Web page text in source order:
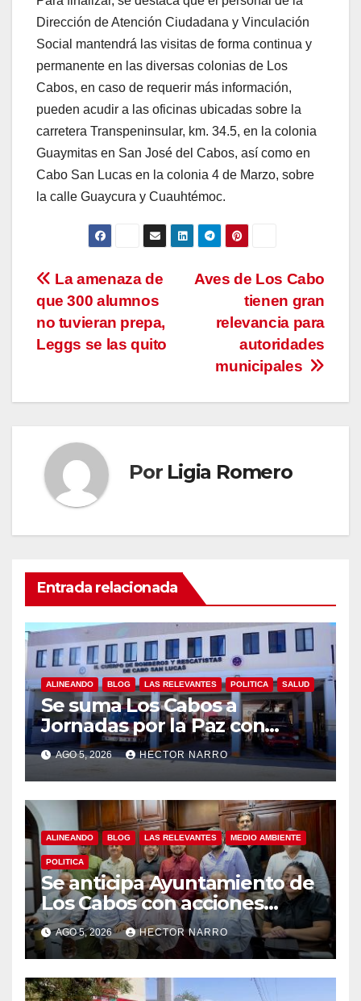
Dirección de Atención Ciudadana y Vinculación
Social mantendrá las visitas de forma continua y
permanente en las diversas colonias de Los
Cabos, en caso de requerir más información,
pueden acudir a las oficinas ubicadas sobre la
carretera Transpeninsular, km. 34.5, en la colonia
Guaymitas en San José del Cabos, así como en
Cabo San Lucas en la colonia 4 de Marzo, sobre
la calle Guaycura y Cuauhtémoc.
Navegación
de
entradas
Aves de Los Cabo
tienen gran
relevancia para
autoridades
municipales
La amenaza de
que 300 alumnos
no tuvieran prepa,
Leggs se las quito
Por Ligia Romero
Entrada relacionada
ALINEANDO BLOG LAS RELEVANTES POLITICA SALUD
Se suma Los Cabos a
Jornadas por la Paz con
capacitación en primeros
auxilios para jóvenes
AGO 5, 2026 HECTOR NARRO
ALINEANDO BLOG LAS RELEVANTES MEDIO AMBIENTE
POLITICA
Se anticipa Ayuntamiento de
Los Cabos con acciones
preventivas ante lluvias en el
centro histórico
AGO 5, 2026 HECTOR NARRO